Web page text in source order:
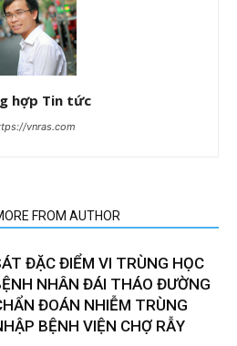
hợp Tin tức
vnras.com
FROM AUTHOR
ĐẶC ĐIỂM VI TRÙNG HỌC
NHÂN ĐÁI THÁO ĐƯỜNG
ĐOÁN NHIỄM TRÙNG
BỆNH VIỆN CHỢ RẪY